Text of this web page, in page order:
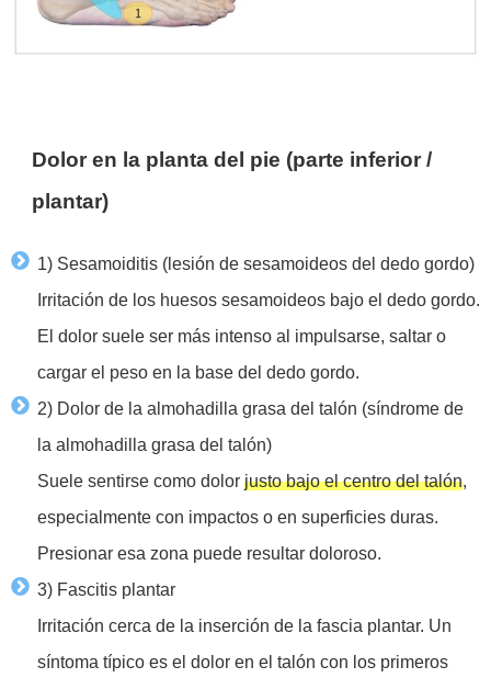
Dolor en la planta del pie (parte inferior /
plantar)
1) Sesamoiditis (lesión de sesamoideos del dedo gordo)
Irritación de los huesos sesamoideos bajo el dedo gordo.
El dolor suele ser más intenso al impulsarse, saltar o
cargar el peso en la base del dedo gordo.
2) Dolor de la almohadilla grasa del talón (síndrome de
la almohadilla grasa del talón)
Suele sentirse como dolor justo bajo el centro del talón,
especialmente con impactos o en superficies duras.
Presionar esa zona puede resultar doloroso.
3) Fascitis plantar
Irritación cerca de la inserción de la fascia plantar. Un
síntoma típico es el dolor en el talón con los primeros